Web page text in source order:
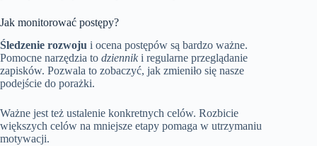
Jak monitorować postępy?
Śledzenie rozwoju i ocena postępów są bardzo ważne.
Pomocne narzędzia to dziennik i regularne przeglądanie
zapisków. Pozwala to zobaczyć, jak zmieniło się nasze
podejście do porażki.
Ważne jest też ustalenie konkretnych celów. Rozbicie
większych celów na mniejsze etapy pomaga w utrzymaniu
motywacji.